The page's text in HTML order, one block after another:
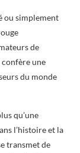
ou simplement
de
confère une
du monde
qu’une
l’histoire et la
transmet de